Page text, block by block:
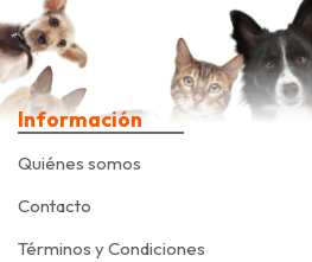
Información
Quiénes somos
Contacto
Términos y Condiciones